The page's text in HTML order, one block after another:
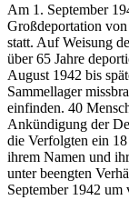
Am 1. September
Großdeportation
statt. Auf Weisung
über 65 Jahre
August 1942 bis
Sammellager
einfinden. 40
Ankündigung der
die Verfolgten ein
ihrem Namen und
unter beengten
September 1942